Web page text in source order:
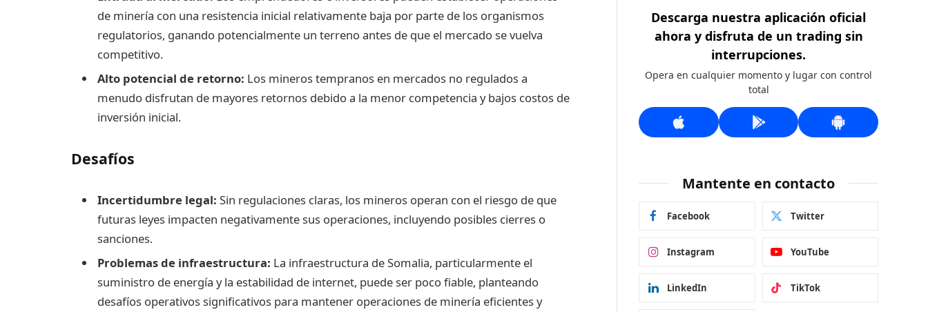
de minería con una resistencia inicial relativamente baja por parte de los organismos
regulatorios, ganando potencialmente un terreno antes de que el mercado se vuelva
competitivo.
Alto potencial de retorno: Los mineros tempranos en mercados no regulados a
menudo disfrutan de mayores retornos debido a la menor competencia y bajos costos de
inversión inicial.
Desafíos
Incertidumbre legal: Sin regulaciones claras, los mineros operan con el riesgo de que
futuras leyes impacten negativamente sus operaciones, incluyendo posibles cierres o
sanciones.
Problemas de infraestructura: La infraestructura de Somalia, particularmente el
suministro de energía y la estabilidad de internet, puede ser poco fiable, planteando
desafíos operativos significativos para mantener operaciones de minería eficientes y
Descarga nuestra aplicación oficial
ahora y disfruta de un trading sin
interrupciones.
Opera en cualquier momento y lugar con control
total
Mantente en contacto
Facebook Twitter
Instagram YouTube
LinkedIn TikTok